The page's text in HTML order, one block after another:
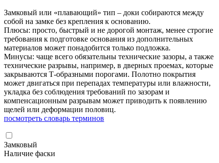
Замковый или «плавающий» тип – доки собираются между
собой на замке без крепления к основанию.
Плюсы: просто, быстрый и не дорогой монтаж, менее строгие
требования к подготовке основания из дополнительных
материалов может понадобится только подложка.
Минусы: чаще всего обязательны технические зазоры, а также
технические разрывы, например, в дверных проемах, которые
закрываются Т-образными порогами. Полотно покрытия
может двигаться при перепадах температуры или влажности,
укладка без соблюдения требований по зазорам и
компенсационным разрывам может приводить к появлению
щелей или деформации половиц.
посмотреть словарь терминов
Замковый
Наличие фаски